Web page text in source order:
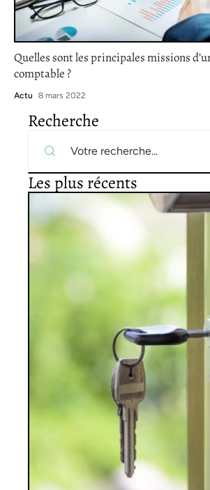
Quelles sont les principales missions
comptable ?
Actu 8 mars 2022
Recherche
Les plus récents